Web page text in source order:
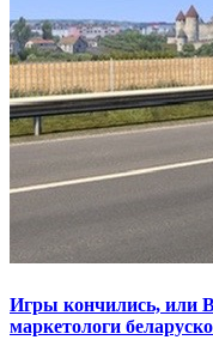
Игры кончились, или
маркетологи